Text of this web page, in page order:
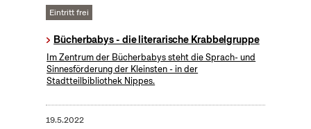
Eintritt frei
Bücherbabys - die literarische Krabbelgruppe
Im Zentrum der Bücherbabys steht die Sprach- und
Sinnesförderung der Kleinsten - in der
Stadtteilbibliothek Nippes.
19.5.2022